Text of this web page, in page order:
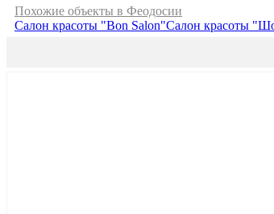
Похожие объекты в Феодосии
Салон красоты "Bon Salon"Салон красоты